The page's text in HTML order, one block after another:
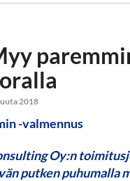
2018
Oy:n
putken puhumalla